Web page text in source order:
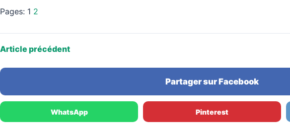
Pages: 1 2
Article précédent
Partager sur Facebook
WhatsApp Pinterest